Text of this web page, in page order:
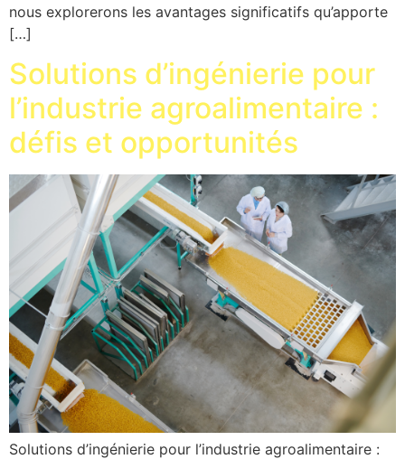
nous explorerons les avantages significatifs qu’apporte
[…]
Solutions d’ingénierie pour
l’industrie agroalimentaire :
défis et opportunités
Solutions d’ingénierie pour l’industrie agroalimentaire :